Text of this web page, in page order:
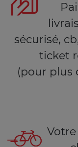
sécurisé,
ticket
(pour plus